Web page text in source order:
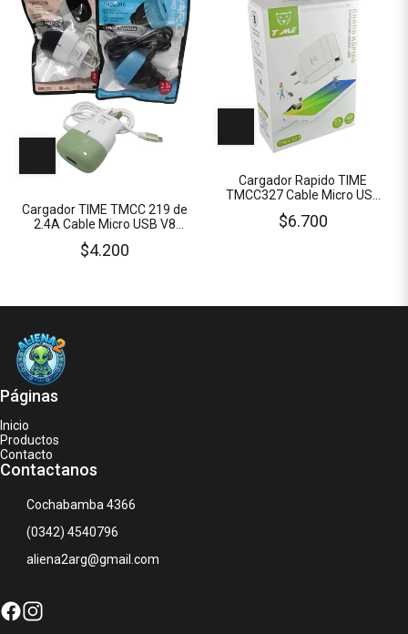
Cargador TIME TMCC 219 de
2.4A Cable Micro USB V8
Integrado + 1x USB Hembra
BOLSITA
$4.200
Cargador Rapido TIME
TMCC327 Cable Micro USB
V8 Desmontable 1x USB 3.1
Amperes
$6.700
Páginas
Inicio
Productos
Contacto
Contactanos
Cochabamba 4366
(0342) 4540796
aliena2arg@gmail.com